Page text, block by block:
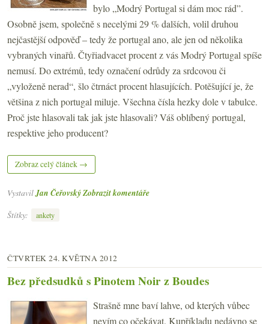
bylo „Modrý Portugal si dám moc rád”.
Osobně jsem, společně s necelými 29 % dalších, volil druhou
nejčastější odpověď – tedy že portugal ano, ale jen od několika
vybraných vinařů. Čtyřiadvacet procent z vás Modrý Portugal spíše
nemusí. Do extrémů, tedy označení odrůdy za srdcovou či
„vyloženě nerad“, šlo čtrnáct procent hlasujících. Potěšující je, že
většina z nich portugal miluje. Všechna čísla hezky dole v tabulce.
Proč jste hlasovali tak jak jste hlasovali? Váš oblíbený portugal,
respektive jeho producent?
Zobraz celý článek →
VystavilJan ČeřovskýZobrazit komentáře
Štítky:
ankety
ČTVRTEK 24. KVĚTNA 2012
Bez předsudků s Pinotem Noir z Boudes
Strašně mne baví lahve, od kterých vůbec
nevím co očekávat. Kupříkladu nedávno se